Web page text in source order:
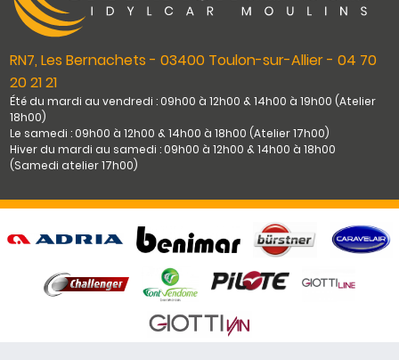
RN7, Les Bernachets - 03400 Toulon-sur-Allier - 04 70
20 21 21
Été du mardi au vendredi : 09h00 à 12h00 & 14h00 à 19h00 (Atelier
18h00)
Le samedi : 09h00 à 12h00 & 14h00 à 18h00 (Atelier 17h00)
Hiver du mardi au samedi : 09h00 à 12h00 & 14h00 à 18h00
(Samedi atelier 17h00)